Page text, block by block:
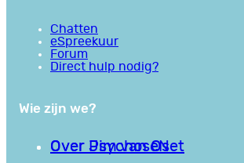
Chatten
eSpreekuur
Forum
Direct hulp nodig?
Wie zijn we?
Over PsychoseNet
Over Jim van Os